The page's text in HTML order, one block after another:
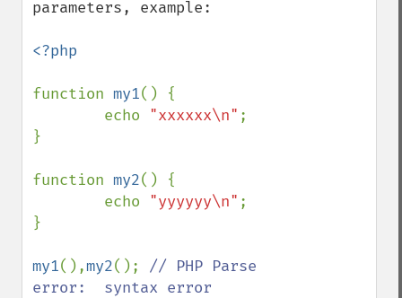
parameters, example:
<?php
function my1() {
        echo
"xxxxxx\n" ;
}
function my2() {
        echo
"yyyyyy\n" ;
}
my1(),my2(); // PHP Parse
error:  syntax error